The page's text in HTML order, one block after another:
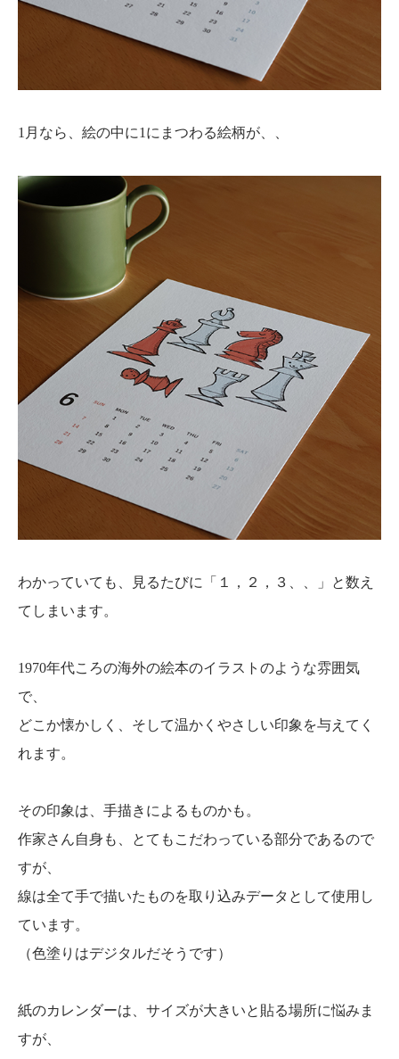
1月なら、絵の中に1にまつわる絵柄が、、
わかっていても、見るたびに「１，２，３、、」と数え
てしまいます。
1970年代ころの海外の絵本のイラストのような雰囲気
で、
どこか懐かしく、そして温かくやさしい印象を与えてく
れます。
その印象は、手描きによるものかも。
作家さん自身も、とてもこだわっている部分であるので
すが、
線は全て手で描いたものを取り込みデータとして使用し
ています。
（色塗りはデジタルだそうです）
紙のカレンダーは、サイズが大きいと貼る場所に悩みま
すが、